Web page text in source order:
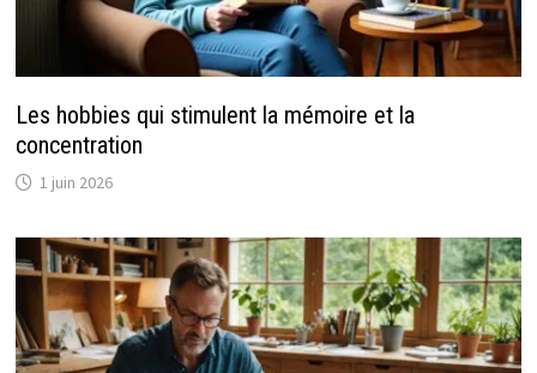
Les hobbies qui stimulent la mémoire et la
concentration
1 juin 2026